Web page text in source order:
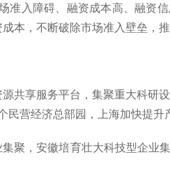
入障碍、融资成本高、融资信
本，不断破除市场准入壁垒，
享服务平台，集聚重大科研设
民营经济总部园，上海加快提
，安徽培育壮大科技型企业